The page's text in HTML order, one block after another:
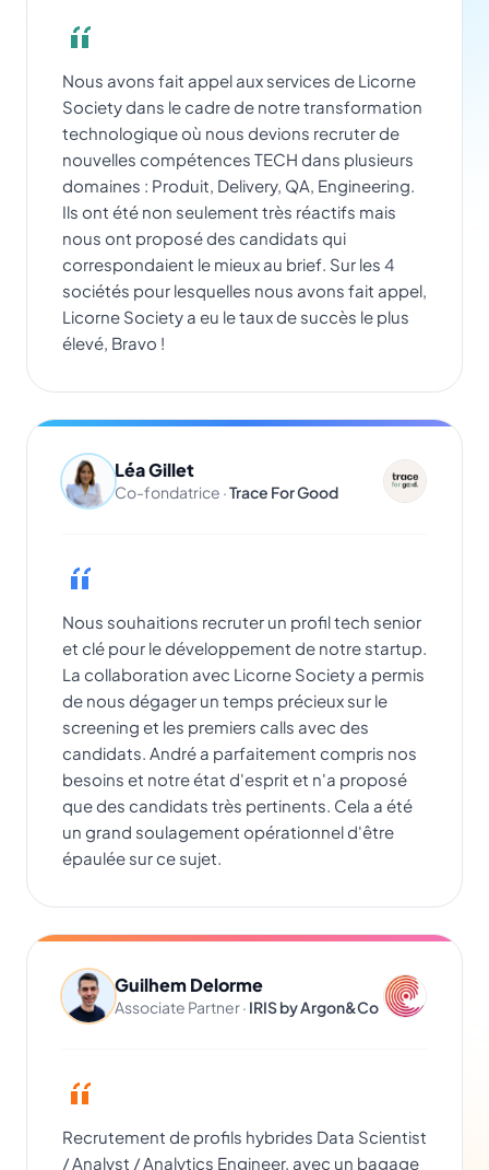
Nous avons fait appel aux services de Licorne
Society dans le cadre de notre transformation
technologique où nous devions recruter de
nouvelles compétences TECH dans plusieurs
domaines : Produit, Delivery, QA, Engineering.
Ils ont été non seulement très réactifs mais
nous ont proposé des candidats qui
correspondaient le mieux au brief. Sur les 4
sociétés pour lesquelles nous avons fait appel,
Licorne Society a eu le taux de succès le plus
élevé, Bravo !
Léa Gillet
Co-fondatrice ·Trace For Good
Nous souhaitions recruter un profil tech senior
et clé pour le développement de notre startup.
La collaboration avec Licorne Society a permis
de nous dégager un temps précieux sur le
screening et les premiers calls avec des
candidats. André a parfaitement compris nos
besoins et notre état d'esprit et n'a proposé
que des candidats très pertinents. Cela a été
un grand soulagement opérationnel d'être
épaulée sur ce sujet.
Guilhem Delorme
Associate Partner · IRIS by Argon&Co
Recrutement de profils hybrides Data Scientist
/ Analyst / Analytics Engineer, avec un bagage